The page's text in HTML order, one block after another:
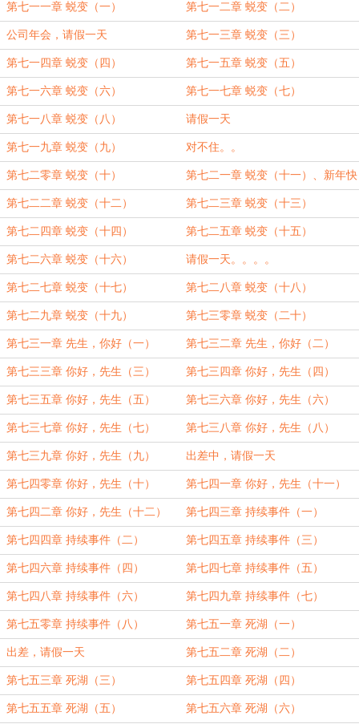
第七一一章 蜕变（一） 第七一二章 蜕变（二）
公司年会，请假一天 第七一三章 蜕变（三）
第七一四章 蜕变（四） 第七一五章 蜕变（五）
第七一六章 蜕变（六） 第七一七章 蜕变（七）
第七一八章 蜕变（八） 请假一天
第七一九章 蜕变（九） 对不住。。
第七二零章 蜕变（十） 第七二一章 蜕变（十一）、新年快
乐
第七二二章 蜕变（十二） 第七二三章 蜕变（十三）
第七二四章 蜕变（十四） 第七二五章 蜕变（十五）
第七二六章 蜕变（十六） 请假一天。。。。
第七二七章 蜕变（十七） 第七二八章 蜕变（十八）
第七二九章 蜕变（十九） 第七三零章 蜕变（二十）
第七三一章 先生，你好（一） 第七三二章 先生，你好（二）
第七三三章 你好，先生（三） 第七三四章 你好，先生（四）
第七三五章 你好，先生（五） 第七三六章 你好，先生（六）
第七三七章 你好，先生（七） 第七三八章 你好，先生（八）
第七三九章 你好，先生（九） 出差中，请假一天
第七四零章 你好，先生（十） 第七四一章 你好，先生（十一）
第七四二章 你好，先生（十二） 第七四三章 持续事件（一）
第七四四章 持续事件（二） 第七四五章 持续事件（三）
第七四六章 持续事件（四） 第七四七章 持续事件（五）
第七四八章 持续事件（六） 第七四九章 持续事件（七）
第七五零章 持续事件（八） 第七五一章 死湖（一）
出差，请假一天 第七五二章 死湖（二）
第七五三章 死湖（三） 第七五四章 死湖（四）
第七五五章 死湖（五） 第七五六章 死湖（六）